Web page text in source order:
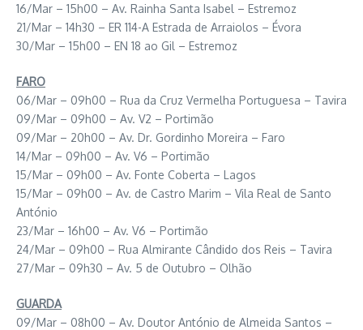
16/Mar – 15h00 – Av. Rainha Santa Isabel – Estremoz
21/Mar – 14h30 – ER 114-A Estrada de Arraiolos – Évora
30/Mar – 15h00 – EN 18 ao Gil – Estremoz
FARO
06/Mar – 09h00 – Rua da Cruz Vermelha Portuguesa – Tavira
09/Mar – 09h00 – Av. V2 – Portimão
09/Mar – 20h00 – Av. Dr. Gordinho Moreira – Faro
14/Mar – 09h00 – Av. V6 – Portimão
15/Mar – 09h00 – Av. Fonte Coberta – Lagos
15/Mar – 09h00 – Av. de Castro Marim – Vila Real de Santo
António
23/Mar – 16h00 – Av. V6 – Portimão
24/Mar – 09h00 – Rua Almirante Cândido dos Reis – Tavira
27/Mar – 09h30 – Av. 5 de Outubro – Olhão
GUARDA
09/Mar – 08h00 – Av. Doutor António de Almeida Santos –